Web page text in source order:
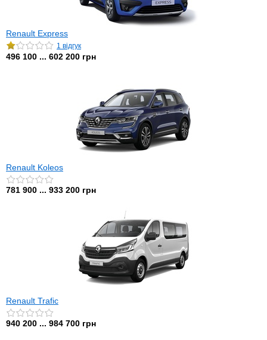
Renault Express
1 відгук
496 100 ... 602 200 грн
Renault Koleos
781 900 ... 933 200 грн
Renault Trafic
940 200 ... 984 700 грн